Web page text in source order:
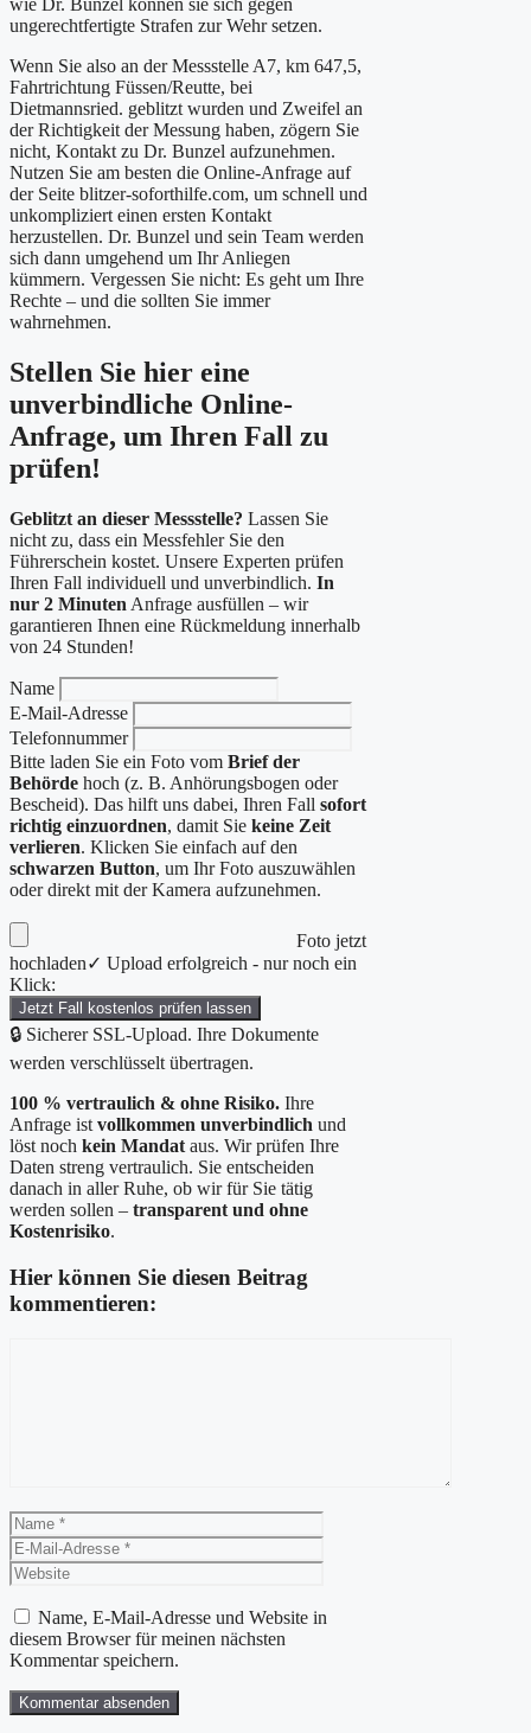
wie Dr. Bunzel können sie sich gegen
ungerechtfertigte Strafen zur Wehr setzen.
Wenn Sie also an der Messstelle A7, km 647,5,
Fahrtrichtung Füssen/Reutte, bei
Dietmannsried. geblitzt wurden und Zweifel an
der Richtigkeit der Messung haben, zögern Sie
nicht, Kontakt zu Dr. Bunzel aufzunehmen.
Nutzen Sie am besten die Online-Anfrage auf
der Seite blitzer-soforthilfe.com, um schnell und
unkompliziert einen ersten Kontakt
herzustellen. Dr. Bunzel und sein Team werden
sich dann umgehend um Ihr Anliegen
kümmern. Vergessen Sie nicht: Es geht um Ihre
Rechte – und die sollten Sie immer
wahrnehmen.
Stellen Sie hier eine
unverbindliche Online-
Anfrage, um Ihren Fall zu
prüfen!
Geblitzt an dieser Messstelle? Lassen Sie
nicht zu, dass ein Messfehler Sie den
Führerschein kostet. Unsere Experten prüfen
Ihren Fall individuell und unverbindlich. In
nur 2 Minuten Anfrage ausfüllen – wir
garantieren Ihnen eine Rückmeldung innerhalb
von 24 Stunden!
Name
E-Mail-Adresse
Telefonnummer
Bitte laden Sie ein Foto vom Brief der
Behörde hoch (z. B. Anhörungsbogen oder
Bescheid). Das hilft uns dabei, Ihren Fall sofort
richtig einzuordnen, damit Sie keine Zeit
verlieren. Klicken Sie einfach auf den
schwarzen Button, um Ihr Foto auszuwählen
oder direkt mit der Kamera aufzunehmen.
Foto jetzt
hochladen✓ Upload erfolgreich - nur noch ein
Klick:
Jetzt Fall kostenlos prüfen lassen
🔒 Sicherer SSL-Upload. Ihre Dokumente
werden verschlüsselt übertragen.
100 % vertraulich & ohne Risiko. Ihre
Anfrage ist vollkommen unverbindlich und
löst noch kein Mandat aus. Wir prüfen Ihre
Daten streng vertraulich. Sie entscheiden
danach in aller Ruhe, ob wir für Sie tätig
werden sollen – transparent und ohne
Kostenrisiko.
Hier können Sie diesen Beitrag
kommentieren:
Name
Mail-
Adresse
Name, E-Mail-Adresse und Website in
diesem Browser für meinen nächsten
Kommentar speichern.